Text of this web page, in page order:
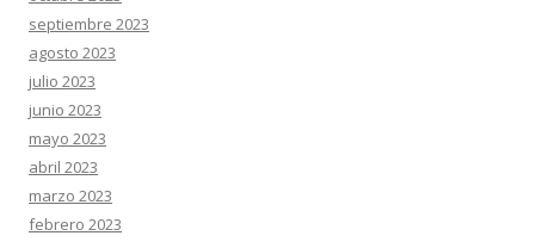
septiembre 2023
agosto 2023
julio 2023
junio 2023
mayo 2023
abril 2023
marzo 2023
febrero 2023